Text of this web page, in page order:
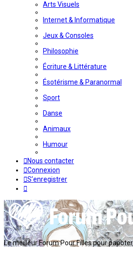
Arts Visuels
Internet & Informatique
Jeux & Consoles
Philosophie
Écriture & Littérature
Ésotérisme & Paranormal
Sport
Danse
Animaux
Humour
Nous contacter
Connexion
S’enregistrer
Le meilleur Forum Pour Filles pour